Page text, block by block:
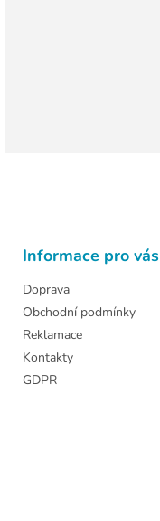
Informace pro vás
Doprava
Obchodní podmínky
Reklamace
Kontakty
GDPR